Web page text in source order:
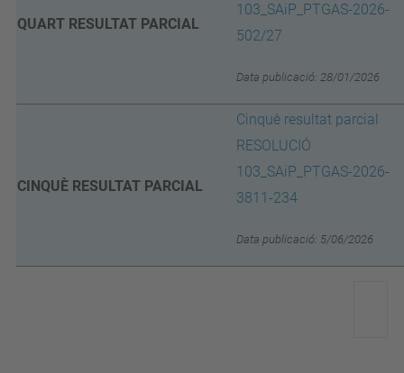
QUART RESULTAT PARCIAL
103_SAiP_PTGAS-2026-
502/27
Data publicació: 28/01/2026
CINQUÈ RESULTAT PARCIAL
Cinquè resultat parcial
RESOLUCIÓ
103_SAiP_PTGAS-2026-
3811-234
Data publicació: 5/06/2026